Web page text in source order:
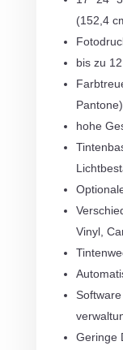
(152,4
bis zu
Pantone)
hohe
Vinyl,
Geringe